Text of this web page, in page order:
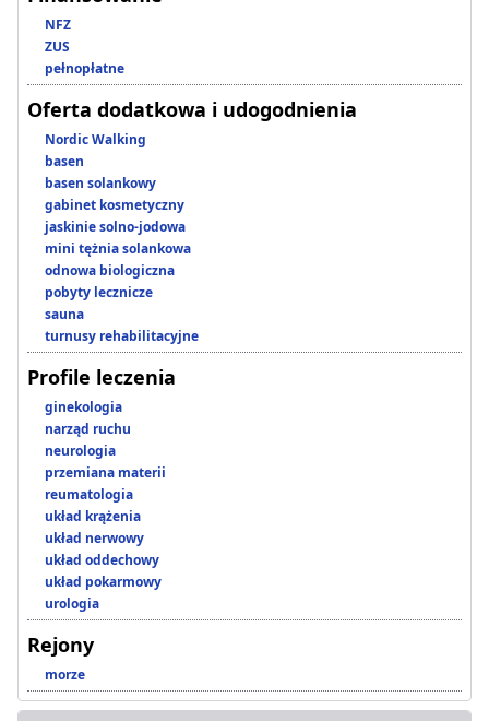
NFZ
ZUS
pełnopłatne
Oferta dodatkowa i udogodnienia
Nordic Walking
basen
basen solankowy
gabinet kosmetyczny
jaskinie solno-jodowa
mini tężnia solankowa
odnowa biologiczna
pobyty lecznicze
sauna
turnusy rehabilitacyjne
Profile leczenia
ginekologia
narząd ruchu
neurologia
przemiana materii
reumatologia
układ krążenia
układ nerwowy
układ oddechowy
układ pokarmowy
urologia
Rejony
morze